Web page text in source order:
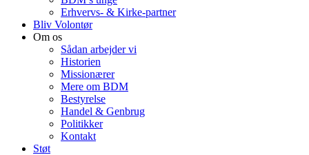
Erhvervs- & Kirke-partner
Bliv Volontør
Om os
Sådan arbejder vi
Historien
Missionærer
Mere om BDM
Bestyrelse
Handel & Genbrug
Politikker
Kontakt
Støt